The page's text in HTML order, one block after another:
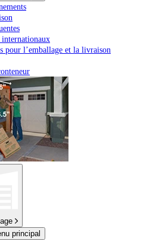
internationaux
pour l’emballage et la livraison
principal